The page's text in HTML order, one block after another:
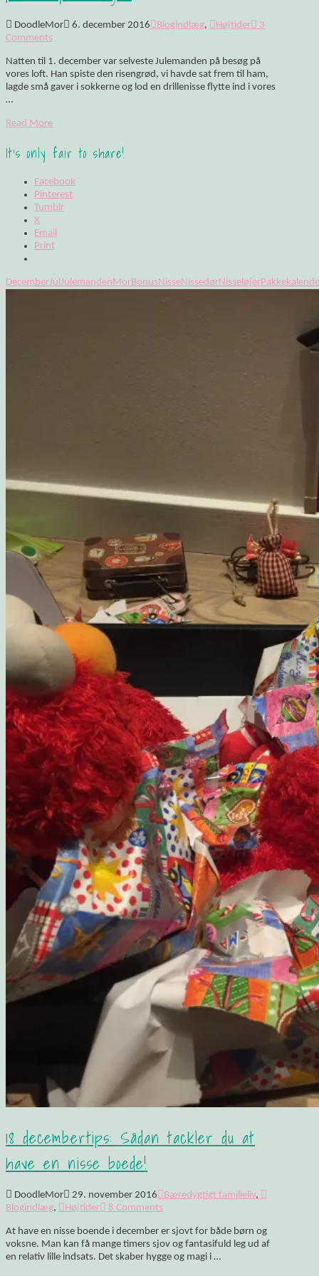
DoodleMor 6. december 2016 Blogindlæg, Højtider
3
Comments
Natten til 1. december var selveste Julemanden på besøg på
vores loft. Han spiste den risengrød, vi havde sat frem til ham,
lagde små gaver i sokkerne og lod en drillenisse flytte ind i vores
…
Read More
It's only fair to share!
Facebook
Pinterest
Tumblr
X
Email
Print
DecemberJulJulemandenMorBonusNisseNissedørNisseløjer
18 decembertips: Sådan tackler du at
have en nisse boede!
DoodleMor 29. november 2016 Bæredygtigt familieliv,
Blogindlæg, Højtider 8 Comments
At have en nisse boende i december er sjovt for både børn og
voksne. Man kan få mange timers sjov og fantasifuld leg ud af
en relativ lille indsats. Det skaber hygge og magi i …